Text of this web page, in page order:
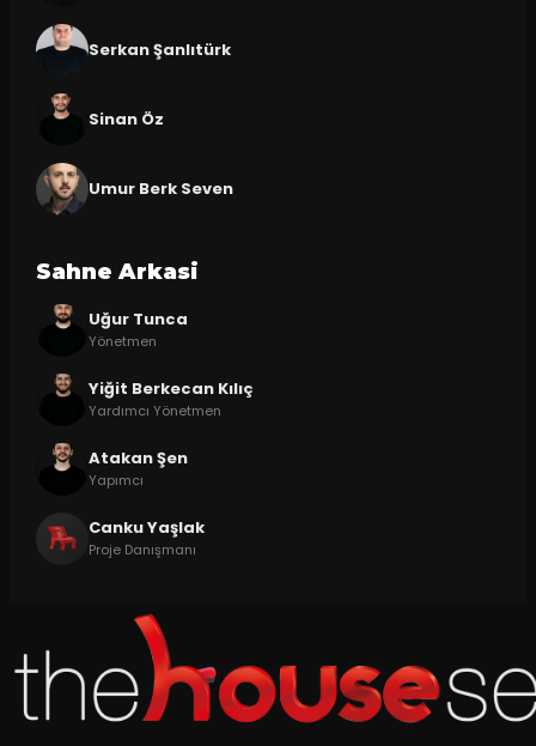
Serkan Şanlıtürk
Sinan Öz
Umur Berk Seven
Sahne Arkasi
Uğur Tunca
Yönetmen
Yiğit Berkecan Kılıç
Yardımcı Yönetmen
Atakan Şen
Yapımcı
Canku Yaşlak
Proje Danışmanı